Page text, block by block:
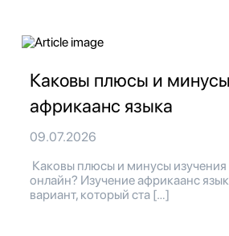
Каковы плюсы и
африкаанс языка
09.07.2026
Каковы плюсы и минусы
онлайн? Изучение африкаанс
вариант, который ста […]